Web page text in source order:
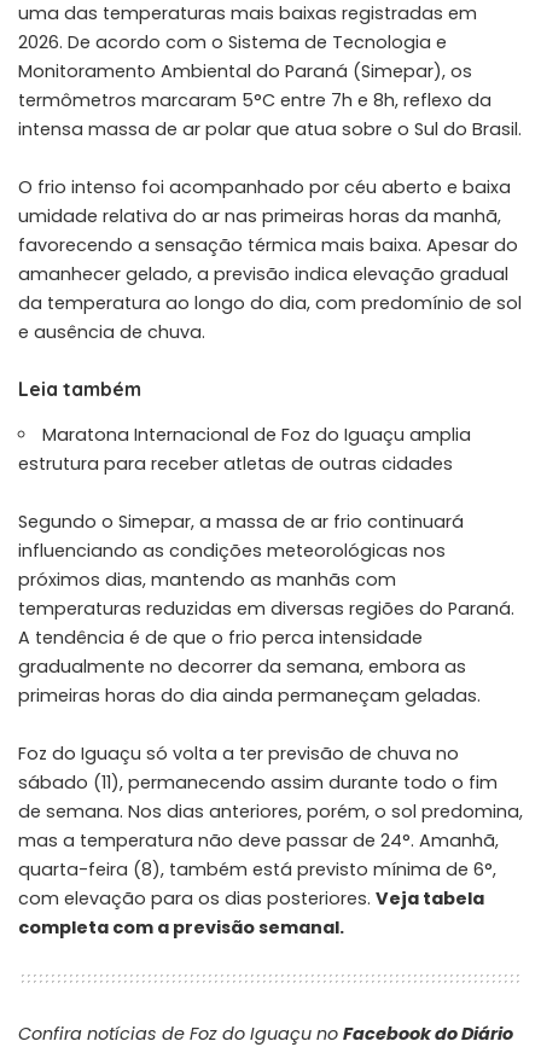
uma das temperaturas mais baixas registradas em
2026. De acordo com o Sistema de Tecnologia e
Monitoramento Ambiental do Paraná (Simepar), os
termômetros marcaram 5°C entre 7h e 8h, reflexo da
intensa massa de ar polar que atua sobre o Sul do Brasil.
O frio intenso foi acompanhado por céu aberto e baixa
umidade relativa do ar nas primeiras horas da manhã,
favorecendo a sensação térmica mais baixa. Apesar do
amanhecer gelado, a previsão indica elevação gradual
da temperatura ao longo do dia, com predomínio de sol
e ausência de chuva.
Leia também
Maratona Internacional de Foz do Iguaçu amplia
estrutura para receber atletas de outras cidades
Segundo o Simepar, a massa de ar frio continuará
influenciando as condições meteorológicas nos
próximos dias, mantendo as manhãs com
temperaturas reduzidas em diversas regiões do Paraná.
A tendência é de que o frio perca intensidade
gradualmente no decorrer da semana, embora as
primeiras horas do dia ainda permaneçam geladas.
Foz do Iguaçu só volta a ter previsão de chuva no
sábado (11), permanecendo assim durante todo o fim
de semana. Nos dias anteriores, porém, o sol predomina,
mas a temperatura não deve passar de 24°. Amanhã,
quarta-feira (8), também está previsto mínima de 6°,
com elevação para os dias posteriores. Veja tabela
completa com a previsão semanal.
Confira notícias de Foz do Iguaçu no Facebook do Diário